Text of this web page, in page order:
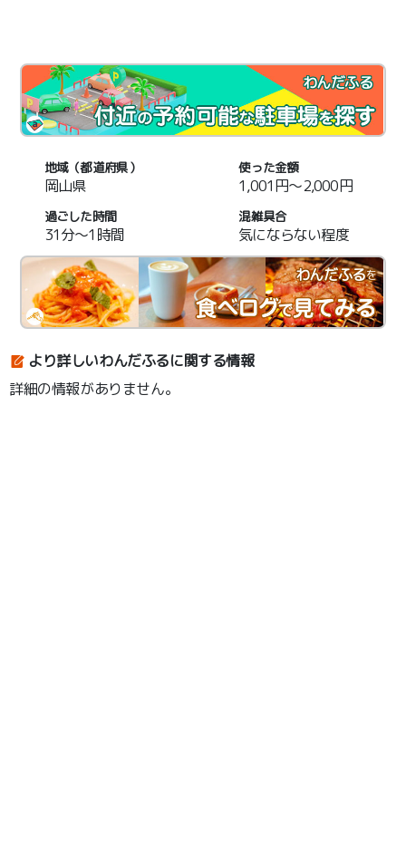
わんだふる
地域（都道府県）
岡山県
使った金額
1,001円～2,000円
過ごした時間
31分～1時間
混雑具合
気にならない程度
わんだふるを
より詳しいわんだふるに関する情報
詳細の情報がありません。